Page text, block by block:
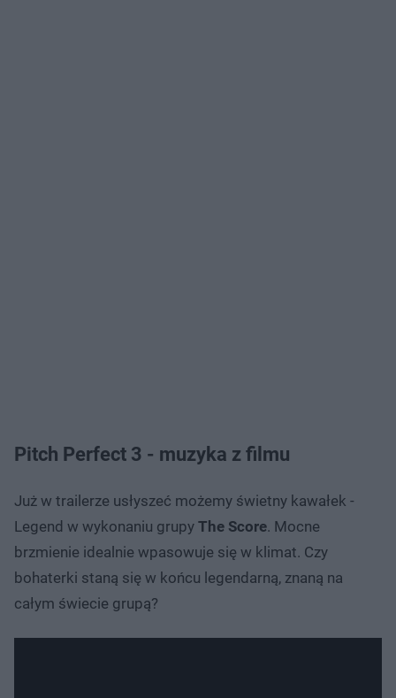
Pitch Perfect 3 - muzyka z filmu
Już w trailerze usłyszeć możemy świetny kawałek -
Legend w wykonaniu grupy The Score. Mocne
brzmienie idealnie wpasowuje się w klimat. Czy
bohaterki staną się w końcu legendarną, znaną na
całym świecie grupą?